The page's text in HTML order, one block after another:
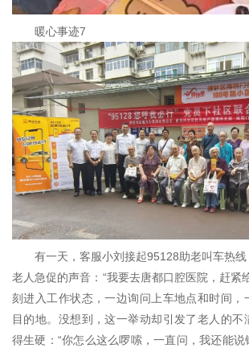
暖心事迹7
有一天，客服小刘接起95128助老叫车热
老人急促的声音：“我要去唐都口腔医院，赶紧
刻进入工作状态，一边询问上车地点和时间，
目的地。没想到，这一举动却引发了老人的不
得生硬：“你怎么这么啰嗦，一直问，我还能